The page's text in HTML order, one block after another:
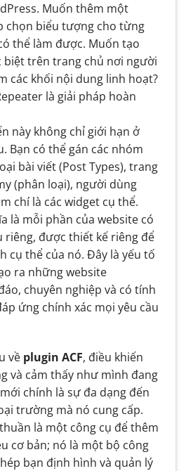
Muốn thêm một
chọn biểu tượng cho từng
thể làm được. Muốn tạo
biệt trên trang chủ nơi người
các khối nội dung linh hoạt?
là giải pháp hoàn
này không chỉ giới hạn ở
Bạn có thể gán các nhóm
bài viết (Post Types), trang
(phân loại), người dùng
chí là các widget cụ thể.
là mỗi phần của website có
riêng, được thiết kế riêng để
cụ thể của nó. Đây là yếu tố
ra những website
chuyên nghiệp và có tính
ứng chính xác mọi yêu cầu
về plugin ACF, điều khiến
và cảm thấy như mình đang
chính là sự đa dạng đến
trường mà nó cung cấp.
là một công cụ để thêm
cơ bản; nó là một bộ công
bạn định hình và quản lý